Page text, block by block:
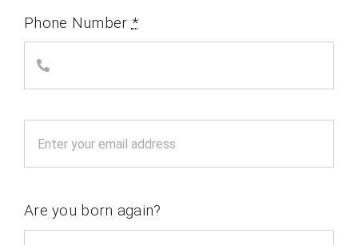
Phone Number *
Are you born again?